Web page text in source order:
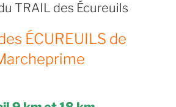
TRAIL des Écureuils
ÉCUREUILS de